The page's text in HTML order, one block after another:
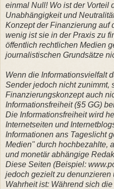
einmal Null! Wo ist der Vorteil
Unabhängigkeit und
Konzept der Finanzierung auf
wenig ist sie in der Praxis zu
öffentlich rechtlichen Medien
journalistischen Grundsätze
Wenn die Informationsvielfalt
Sender jedoch nicht zunimmt,
Finanzierungskonzept auch
Informationsfreiheit (§5 GG)
Die Informationsfreiheit wird
Internetseiten und
Informationen ans Tageslicht
Medien" durch hochbezahlte,
und monetär abhängige
Diese Seiten (Beispiel:
jedoch gezielt zu denunzieren
Wahrheit ist: Während sich